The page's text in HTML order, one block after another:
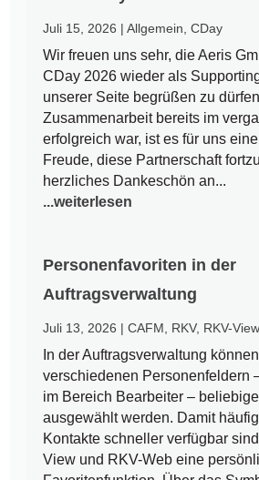
Juli 15, 2026 |Allgemein ,CDay
Wir freuen uns sehr, die Aeris
CDay 2026 wieder als
unserer Seite begrüßen zu
Zusammenarbeit bereits im
erfolgreich war, ist es für uns
Freude, diese Partnerschaft
herzliches Dankeschön an...
...weiterlesen
Personenfavoriten in der
Auftragsverwaltung
Juli 13, 2026 |CAFM RKV, RKV-View
In der Auftragsverwaltung
verschiedenen Personenfeldern
im Bereich Bearbeiter –
ausgewählt werden. Damit
Kontakte schneller verfügbar
View und RKV-Web eine